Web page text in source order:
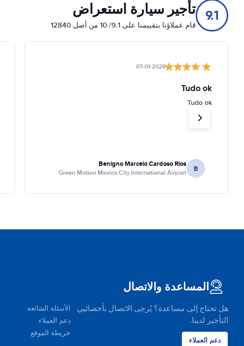
9.1 تأجير سيارة استعراض
قام عملاؤنا بتقييمنا على 9.1/ 10 من أصل 12840
07-01-2026
Tudo ok
Tudo ok
B
Benigno Marcelo Cardoso Rios
Green Motion Mexico City International Airport
المساعدة والاتصال
هل تحتاج إلى مساعدة؟ يُرجى الاتصال بأخصائيي
التأجير لدينا.
دعم العملاء
الأسئلة الشائعة
دعم العملاء
خريطة الموقع